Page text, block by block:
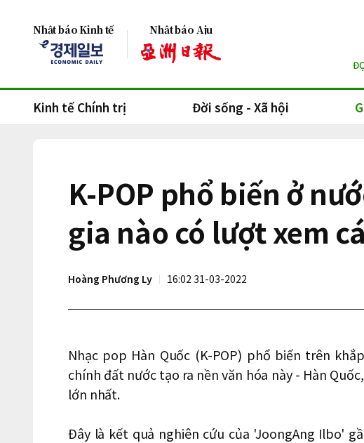
Nhật báo Kinh tế Nhật báo Aju
Kinh tế Chính trị Đời sống - Xã hội
K-POP phổ biến ở
gia nào có lượt xem
Hoàng Phương Ly 16:02 31-03-2022
Nhạc pop Hàn Quốc (K-POP) phổ biến trên
chính đất nước tạo ra nền văn hóa này - Hàn
lớn nhất.
Đây là kết quả nghiên cứu của 'JoongAng Ilbo'